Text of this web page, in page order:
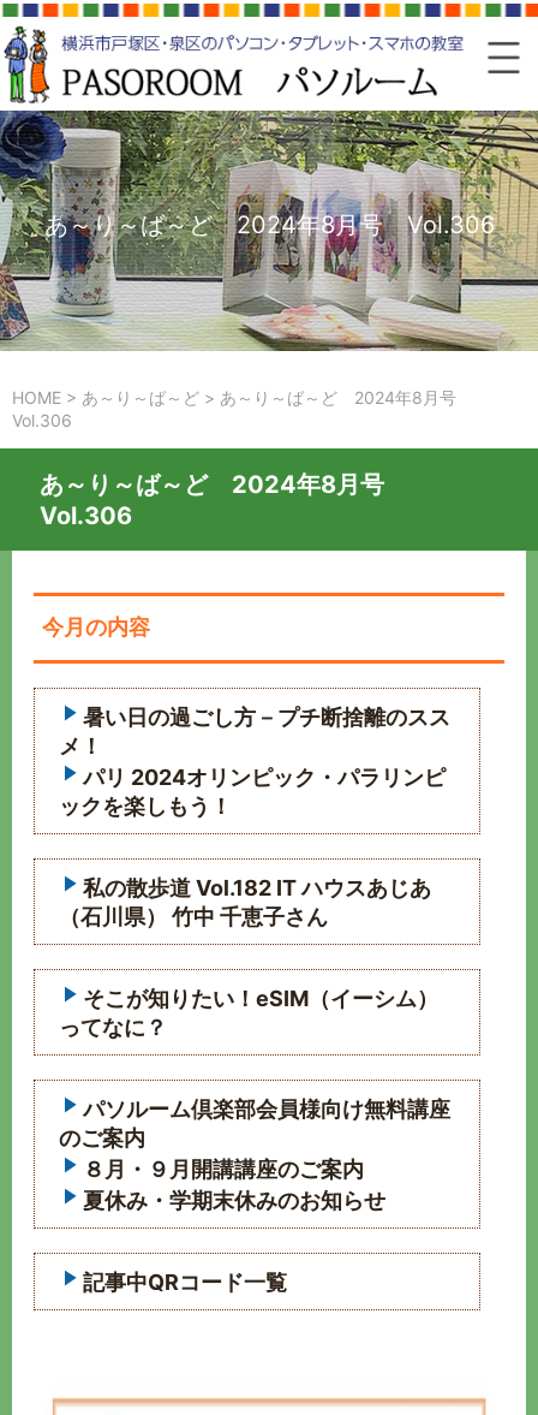
あ～り～ば～ど 2024年8月号 Vol.306
HOME > あ～り～ば～ど > あ～り～ば～ど 2024年8月号
Vol.306
あ～り～ば～ど 2024年8月号
Vol.306
今月の内容
暑い日の過ごし方－プチ断捨離のスス
メ！
パリ 2024オリンピック・パラリンピ
ックを楽しもう！
私の散歩道 Vol.182 IT ハウスあじあ
（石川県） 竹中 千恵子さん
そこが知りたい！eSIM（イーシム）
ってなに？
パソルーム倶楽部会員様向け無料講座
のご案内
８月・９月開講講座のご案内
夏休み・学期末休みのお知らせ
記事中QRコード一覧